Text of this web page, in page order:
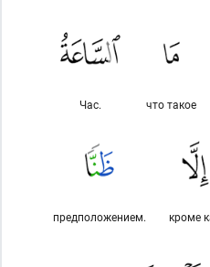
что такое
Час.
кроме
предположением.